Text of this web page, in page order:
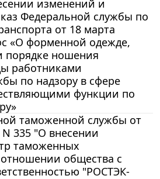
изменений и
Федеральной службы по
от 18 марта
«О форменной одежде,
порядке ношения
работниками
по надзору в сфере
функции по
таможенной службы от
N 335 "О внесении
таможенных
общества с
"РОСТЭК-